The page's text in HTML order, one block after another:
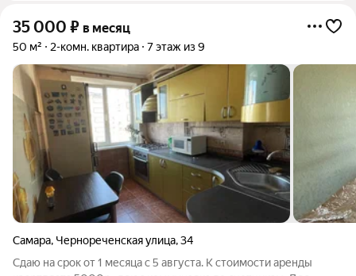
35 000 ₽ в месяц
50 м² 2-комн. квартира 7 этаж из 9
Самара, Чернореченская улица,34
Сдаю на срок от 1 месяца с 5 августа. К стоимости аренды